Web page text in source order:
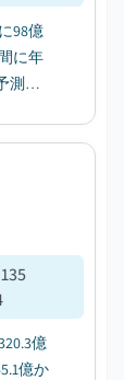
98億
に年
測さ
135
億
億か